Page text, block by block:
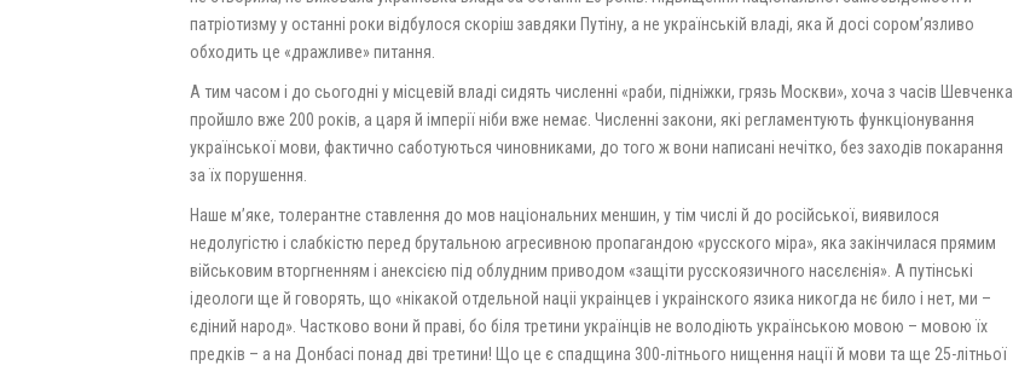
патріотизму у останні роки відбулося скоріш завдяки Путіну, а не українській владі, яка й досі сором’язливо
обходить це «дражливе» питання.
А тим часом і до сьогодні у місцевій владі сидять численні «раби, підніжки, грязь Москви», хоча з часів Шевченка
пройшло вже 200 років, а царя й імперії ніби вже немає. Численні закони, які регламентують функціонування
української мови, фактично саботуються чиновниками, до того ж вони написані нечітко, без заходів покарання
за їх порушення.
Наше м’яке, толерантне ставлення до мов національних меншин, у тім числі й до російської, виявилося
недолугістю і слабкістю перед брутальною агресивною пропагандою «русского міра», яка закінчилася прямим
військовим вторгненням і анексією під облудним приводом «защіти русскоязичного насєлєнія». А путінські
ідеологи ще й говорять, що «нікакой отдельной націі украінцев і украінского язика никогда нє било і нет, ми –
єдіний народ». Частково вони й праві, бо біля третини українців не володіють українською мовою – мовою їх
предків – а на Донбасі понад дві третини! Що це є спадщина 300-літнього нищення нації й мови та ще 25-літньої